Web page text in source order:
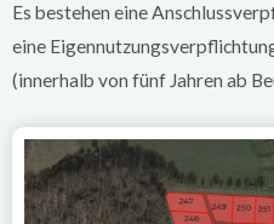
Es bestehen eine
eine
(innerhalb von fünf Jahren ab